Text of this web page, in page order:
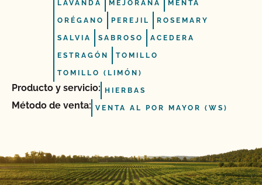
LAVANDA MEJORANA MENTA
ORÉGANO PEREJIL ROSEMARY
SALVIA SABROSO ACEDERA
ESTRAGÓN TOMILLO
TOMILLO (LIMÓN)
Producto y servicio: HIERBAS
Método de venta: VENTA AL POR MAYOR (WS)